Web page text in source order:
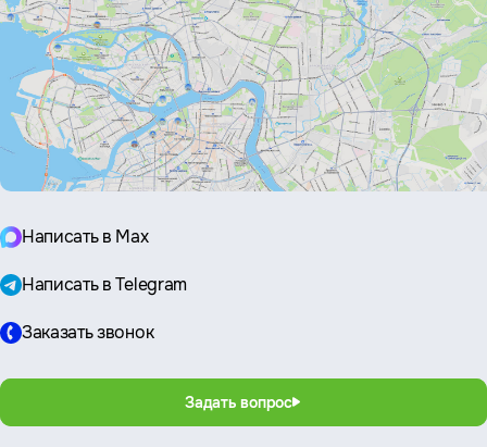
Написать в Max
Написать в Telegram
Заказать звонок
Задать вопрос